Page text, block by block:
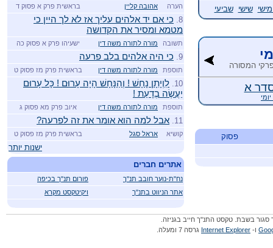
שישי שביעי
המסורה
א
פסוק
הערה אהובה קליין בראשית פרק א פסוק ד
8. כי אם יד אלהים עליך אז לא לך היין כי
מטמא ומסיר את הקדושה
תשובה מורה לתורה משה דין ישעיהו פרק א פסוק כה
9. כי היה אלהים בלב פרעה
תוספת מורה לתורה משה דין בראשית פרק מז פסוק ט
10. לִוְיָתָן נָחָשׁ ! וְהַנָּחָשׁ הָיָה עָרוּם ! כָּל עָרוּם
יַעֲשֶׂה בְדָעַת !
תוספת מורה לתורה משה דין איוב פרק מא פסוק ג
11. אבל למה הוא אומר את זה לפרעה?
קושיא אראל סגל בראשית פרק מז פסוק ט
ישנות יותר
אתרים חברים
נח"ת-נוער חובב תנ"ך
פורום תנ"ך בכיפה
אתר הניווט בתנ"ך
ויקיטקסט מקרא
בשבת. טקסט התנ"ך חייב בגניזה.
ו- Internet Explorer גרסה 7 ומעלה.